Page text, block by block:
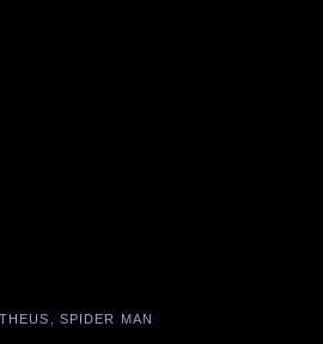
SPIDER MAN